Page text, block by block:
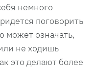
немного
поговорить
может означать,
не ходишь
это делают более